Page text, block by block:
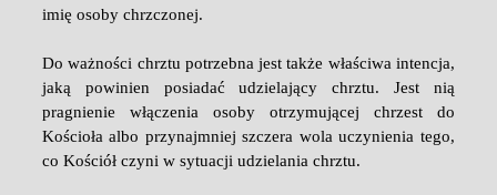
imię osoby chrzczonej.
Do ważności chrztu potrzebna jest także właściwa intencja,
jaką powinien posiadać udzielający chrztu. Jest nią
pragnienie włączenia osoby otrzymującej chrzest do
Kościoła albo przynajmniej szczera wola uczynienia tego,
co Kościół czyni w sytuacji udzielania chrztu.